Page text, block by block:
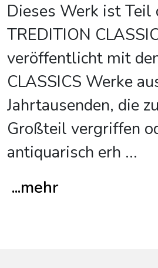
Dieses Werk ist Teil
TREDITION
veröffentlicht mit
CLASSICS Werke
Jahrtausenden, die
Großteil vergriffen
antiquarisch erh ...
...mehr